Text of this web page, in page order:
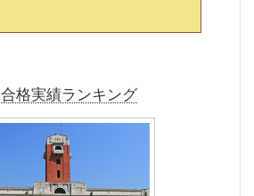
合格実績ランキング